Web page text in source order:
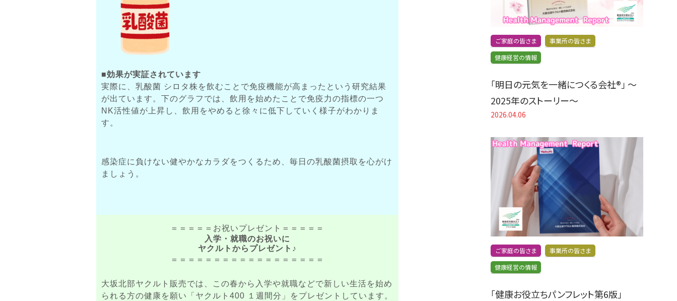
■効果が実証されています
実際に、乳酸菌 シロタ株を飲むことで免疫機能が高まったという研究結果
が出ています。下のグラフでは、飲用を始めたことで免疫力の指標の一つ
NK活性値が上昇し、飲用をやめると徐々に低下していく様子がわかりま
す。
感染症に負けない健やかなカラダをつくるため、毎日の乳酸菌摂取を心がけ
ましょう。
＝＝＝＝＝お祝いプレゼント＝＝＝＝＝
入学・就職のお祝いに
ヤクルトからプレゼント♪
＝＝＝＝＝＝＝＝＝＝＝＝＝＝＝＝＝＝
大坂北部ヤクルト販売では、この春から入学や就職などで新しい生活を始め
られる方の健康を願い「ヤクルト400 １週間分 」
をプレゼントしています。
ご家庭の皆さま
事業所の皆さま
健康経営の情報
「明日の元気を一緒につくる会社®」 〜
2025年のストーリー〜
2026.04.06
ご家庭の皆さま
事業所の皆さま
健康経営の情報
「健康お役立ちパンフレット第6版」